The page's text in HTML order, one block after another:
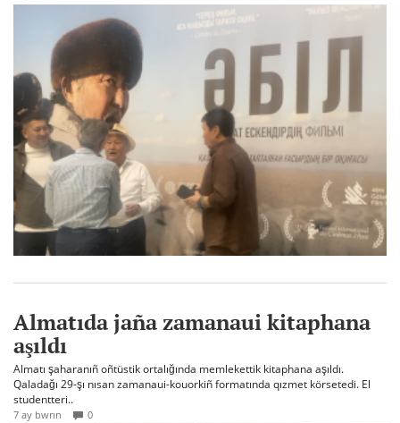
Almatıda jaña zamanaui kitaphana
aşıldı
Almatı şaharanıñ oñtüstik ortalığında memlekettik kitaphana aşıldı.
Qaladağı 29-şı nısan zamanaui-kouorkiñ formatında qızmet körsetedi. El
studentteri..
7 ay bwrın 0